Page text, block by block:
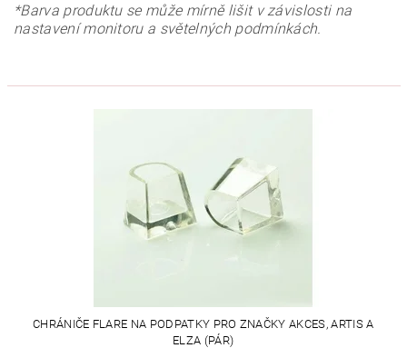
*Barva produktu se může mírně lišit v závislosti na
nastavení monitoru a světelných podmínkách.
CHRÁNIČE FLARE NA PODPATKY PRO ZNAČKY AKCES, ARTIS A
ELZA (PÁR)